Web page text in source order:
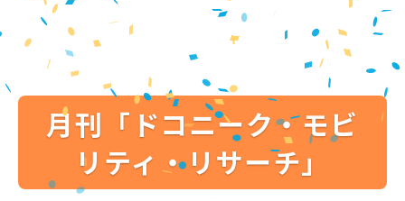
月刊「ドコニーク・モビ
リティ・リサーチ」